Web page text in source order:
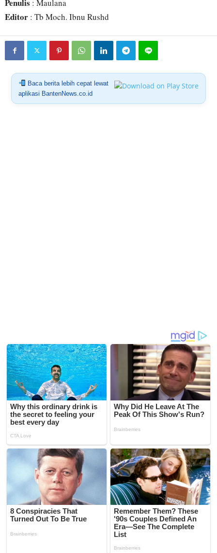
Penulis : Maulana
Editor : Tb Moch. Ibnu Rushd
Baca berita lebih cepat lewat
aplikasi BantenNews.co.id